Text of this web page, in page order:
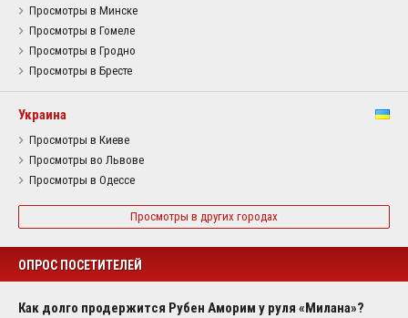
Просмотры в Минске
Просмотры в Гомеле
Просмотры в Гродно
Просмотры в Бресте
Украина
Просмотры в Киеве
Просмотры во Львове
Просмотры в Одессе
Просмотры в других городах
ОПРОС ПОСЕТИТЕЛЕЙ
Как долго продержится Рубен Аморим у руля «Милана»?